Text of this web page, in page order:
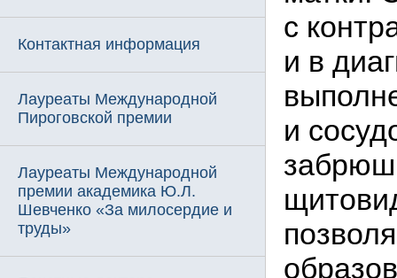
Контактная информация
Лауреаты Международной
Пироговской премии
Лауреаты Международной
премии академика Ю.Л.
Шевченко «За милосердие и
труды»
с
и в
и